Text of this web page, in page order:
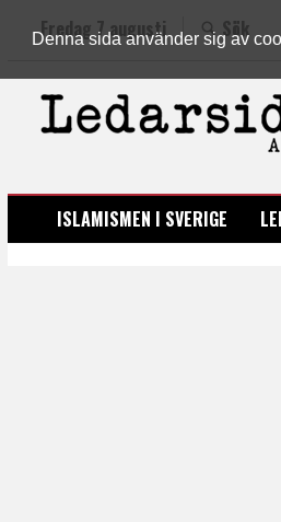
Denna sida använder sig av
Fredag 7 augusti Sök
LEDARSIDORNA.SE
ISLAMISMEN I SVERIGE